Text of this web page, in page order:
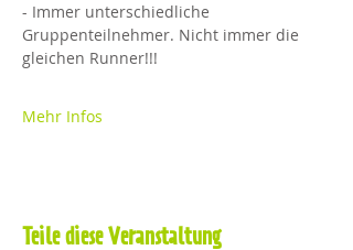
- Immer unterschiedliche
Gruppenteilnehmer. Nicht immer die
gleichen Runner!!!
Mehr Infos
Teile diese Veranstaltung